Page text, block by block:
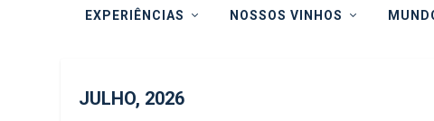
EXPERIÊNCIAS NOSSOS VINHOS
JULHO, 2026